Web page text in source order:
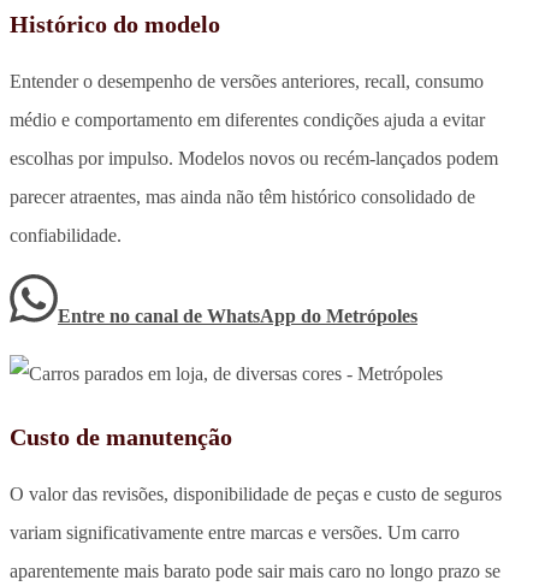
Histórico do modelo
Entender o desempenho de versões anteriores, recall, consumo
médio e comportamento em diferentes condições ajuda a evitar
escolhas por impulso. Modelos novos ou recém-lançados podem
parecer atraentes, mas ainda não têm histórico consolidado de
confiabilidade.
Entre no canal de WhatsApp do Metrópoles
Custo de manutenção
O valor das revisões, disponibilidade de peças e custo de seguros
variam significativamente entre marcas e versões. Um carro
aparentemente mais barato pode sair mais caro no longo prazo se